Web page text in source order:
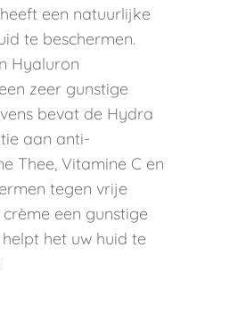
een natuurlijke
te beschermen.
Hyaluron
zeer gunstige
bevat de Hydra
aan anti-
Thee, Vitamine C en
tegen vrije
een gunstige
het uw huid te